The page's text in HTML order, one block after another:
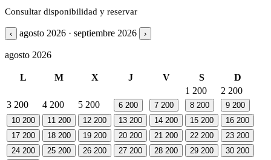
Consultar disponibilidad y reservar
‹ agosto 2026 · septiembre 2026 ›
agosto 2026
L M X J V S
D
1 200 2 200
3 200 4 200 5 200 6 200 7 200 8 200 9 200
10 200 11 200 12 200 13 200 14 200 15 200 16 200
17 200 18 200 19 200 20 200 21 200 22 200 23 200
24 200 25 200 26 200 27 200 28 200 29 200 30 200